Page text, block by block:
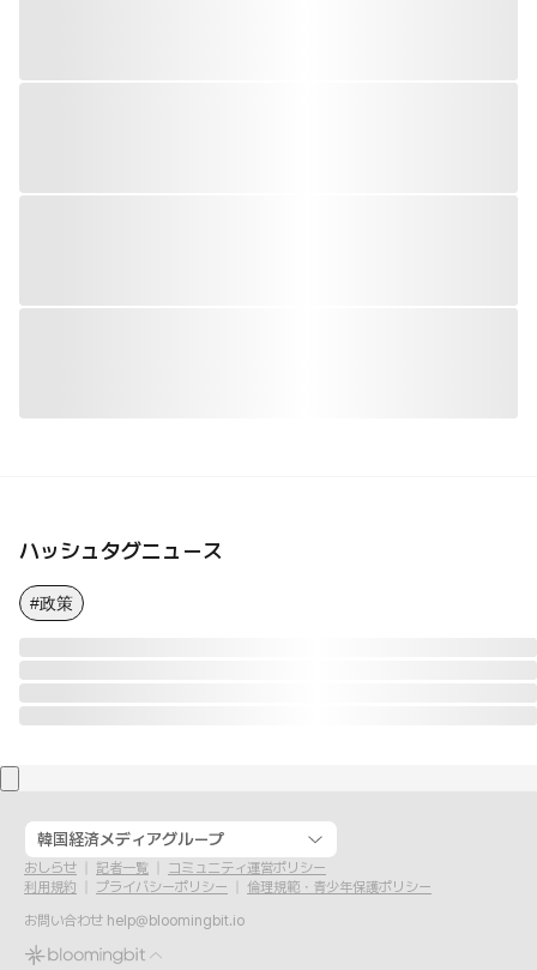
ハッシュタグニュース
#政策
韓国経済メディアグループ
おしらせ 記者一覧
コミュニティ運営ポリシー
利用規約
プライバシーポリシー
倫理規範・青少年保護ポリシー
お問い合わせ help@bloomingbit.io